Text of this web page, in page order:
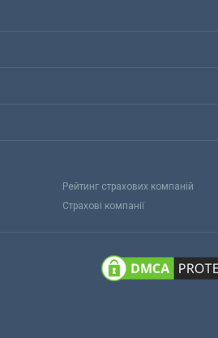
Рейтинг страхових компаній
Страхові компанії